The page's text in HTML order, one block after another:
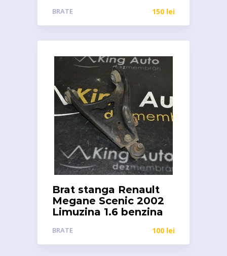
BRATE 150 lei
Brat stanga Renault
Megane Scenic 2002
Limuzina 1.6 benzina
BRATE 100 lei